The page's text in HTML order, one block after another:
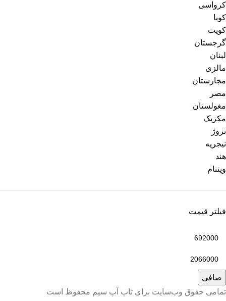
کرواسی
کوبا
کویت
گرجستان
لبنان
مالزی
مجارستان
مصر
مغولستان
مکزیک
نروژ
نیجریه
هند
ویتنام
فیلتر قیمت
صافی
تمامی حقوق وب‌سایت برای تاپ آپ سیم محفوظ است